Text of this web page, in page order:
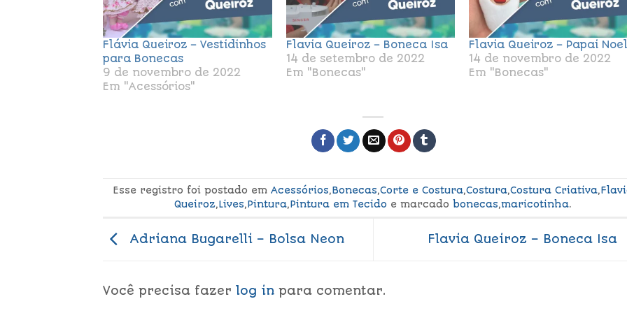
Flávia Queiroz – Vestidinhos
para Bonecas
9 de novembro de 2022
Em "Acessórios"
Flavia Queiroz – Boneca Isa
14 de setembro de 2022
Em "Bonecas"
Flavia Queiroz – Papai
14 de novembro de 2022
Em "Bonecas"
Esse registro foi postado emAcessórios,Bonecas,Corte e Costura,Costura,Costura Criativa,
Queiroz,Lives,Pintura,Pintura em Tecido e marcadobonecas,maricotinha.
Adriana Bugarelli – Bolsa Neon Flavia Queiroz – Boneca Isa
Você precisa fazer log in para comentar.